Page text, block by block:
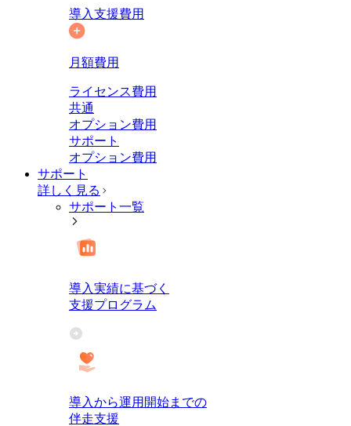
導入支援費用
月額費用
ライセンス費用
共通
オプション費用
サポート
オプション費用
サポート
詳しく見る
サポート一覧
導入実績に基づく
支援プログラム
導入から運用開始までの
伴走支援